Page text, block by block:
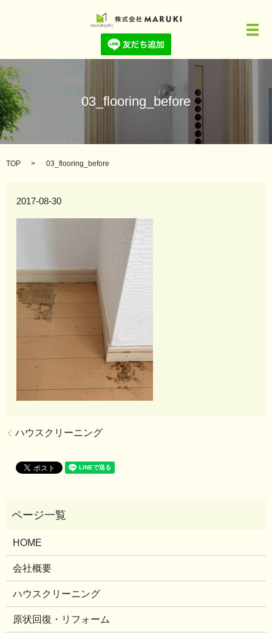
メ
03_flooring_before
TOP 03_flooring_before
2017-08-30
ハウスクリーニング
HOME
会社概要
ハウスクリーニング
原状回復・リフォーム